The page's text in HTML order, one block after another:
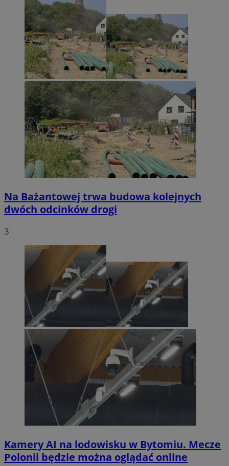
Na Bażantowej trwa budowa kolejnych
dwóch odcinków drogi
3
Kamery AI na lodowisku w Bytomiu. Mecze
Polonii będzie można oglądać online